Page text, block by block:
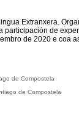
Extranxera.
participación de
de 2020 e coa
de Compostela
de Compostela